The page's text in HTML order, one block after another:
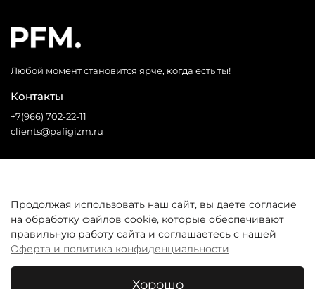
Любой момент становится ярче, когда есть ты!
Покупателям
Контакты
+7(966) 702-22-11
clients@pafigizm.ru
* Запрещенная сеть
Продолжая использовать наш сайт, вы даете согласие
на обработку файлов cookie, которые обеспечивают
правильную работу сайта и соглашаетесь с нашей
Оферта и политика конфиденциальности
Хорошо